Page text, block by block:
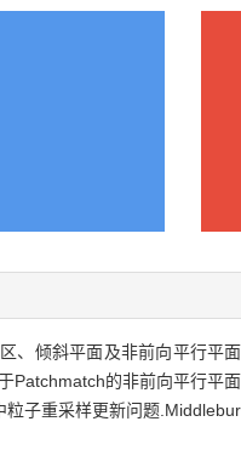
、倾斜平面及非前向平行平
Patchmatch的非前向平行平
子重采样更新问题